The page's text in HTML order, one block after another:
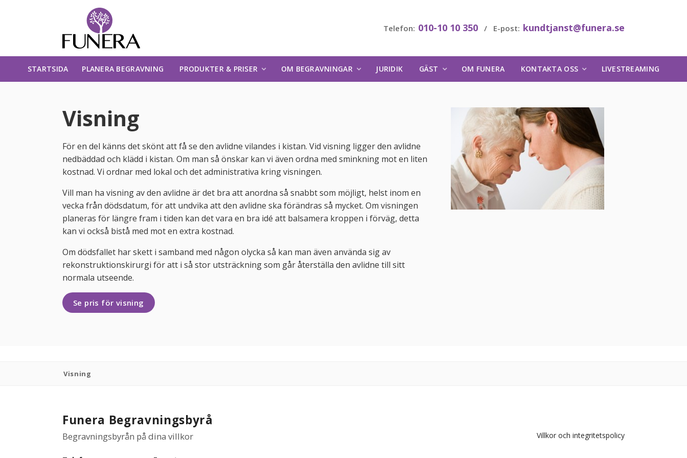
Telefon: 010-10 10 350 / E-post: kundtjanst@funera.se
STARTSIDA PLANERA BEGRAVNING PRODUKTER & PRISER OM BEGRAVNINGAR JURIDIK GÄST OM FUNERA KONTAKTA OSS LIVESTREAMING
Visning
För en del känns det skönt att få se den avlidne vilandes i kistan. Vid visning ligger den avlidne
nedbäddad och klädd i kistan. Om man så önskar kan vi även ordna med sminkning mot en liten
kostnad. Vi ordnar med lokal och det administrativa kring visningen.
Vill man ha visning av den avlidne är det bra att anordna så snabbt som möjligt, helst inom en
vecka från dödsdatum, för att undvika att den avlidne ska förändras så mycket. Om visningen
planeras för längre fram i tiden kan det vara en bra idé att balsamera kroppen i förväg, detta
kan vi också bistå med mot en extra kostnad.
Om dödsfallet har skett i samband med någon olycka så kan man även använda sig av
rekonstruktionskirurgi för att i så stor utsträckning som går återställa den avlidne till sitt
normala utseende.
Se pris för visning
Visning
Funera Begravningsbyrå
Begravningsbyrån på dina villkor Villkor och integritetspolicy